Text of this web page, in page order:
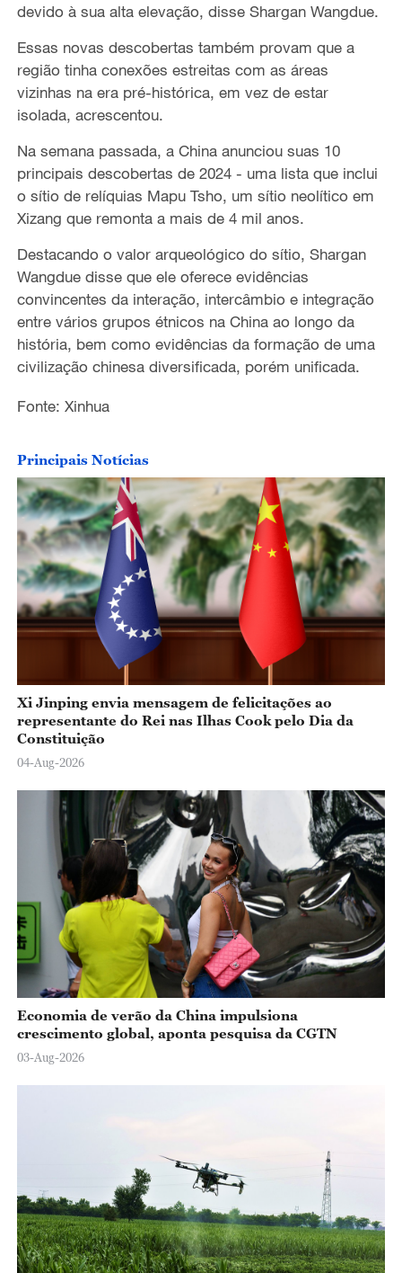
devido à sua alta elevação, disse Shargan Wangdue.
Essas novas descobertas também provam que a
região tinha conexões estreitas com as áreas
vizinhas na era pré-histórica, em vez de estar
isolada, acrescentou.
Na semana passada, a China anunciou suas 10
principais descobertas de 2024 - uma lista que inclui
o sítio de relíquias Mapu Tsho, um sítio neolítico em
Xizang que remonta a mais de 4 mil anos.
Destacando o valor arqueológico do sítio, Shargan
Wangdue disse que ele oferece evidências
convincentes da interação, intercâmbio e integração
entre vários grupos étnicos na China ao longo da
história, bem como evidências da formação de uma
civilização chinesa diversificada, porém unificada.
Fonte: Xinhua
Principais Notícias
Xi Jinping envia mensagem de felicitações ao
representante do Rei nas Ilhas Cook pelo Dia da
Constituição
04-Aug-2026
Economia de verão da China impulsiona
crescimento global, aponta pesquisa da CGTN
03-Aug-2026